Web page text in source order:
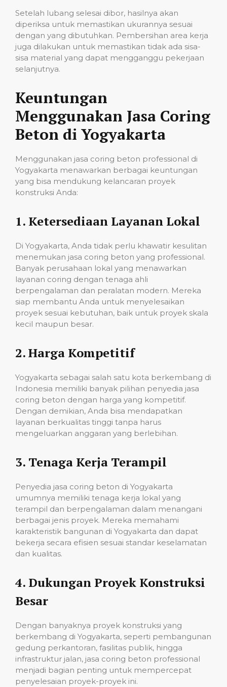
Setelah lubang selesai dibor, hasilnya akan
diperiksa untuk memastikan ukurannya sesuai
dengan yang dibutuhkan. Pembersihan area kerja
juga dilakukan untuk memastikan tidak ada sisa-
sisa material yang dapat mengganggu pekerjaan
selanjutnya.
Keuntungan
Menggunakan Jasa Coring
Beton di Yogyakarta
Menggunakan jasa coring beton professional di
Yogyakarta menawarkan berbagai keuntungan
yang bisa mendukung kelancaran proyek
konstruksi Anda:
1. Ketersediaan Layanan Lokal
Di Yogyakarta, Anda tidak perlu khawatir kesulitan
menemukan jasa coring beton yang professional.
Banyak perusahaan lokal yang menawarkan
layanan coring dengan tenaga ahli
berpengalaman dan peralatan modern. Mereka
siap membantu Anda untuk menyelesaikan
proyek sesuai kebutuhan, baik untuk proyek skala
kecil maupun besar.
2.Harga Kompetitif
Yogyakarta sebagai salah satu kota berkembang di
Indonesia memiliki banyak pilihan penyedia jasa
coring beton dengan harga yang kompetitif.
Dengan demikian, Anda bisa mendapatkan
layanan berkualitas tinggi tanpa harus
mengeluarkan anggaran yang berlebihan.
3. Tenaga Kerja Terampil
Penyedia jasa coring beton di Yogyakarta
umumnya memiliki tenaga kerja lokal yang
terampil dan berpengalaman dalam menangani
berbagai jenis proyek. Mereka memahami
karakteristik bangunan di Yogyakarta dan dapat
bekerja secara efisien sesuai standar keselamatan
dan kualitas.
4. Dukungan Proyek Konstruksi
Besar
Dengan banyaknya proyek konstruksi yang
berkembang di Yogyakarta, seperti pembangunan
gedung perkantoran, fasilitas publik, hingga
infrastruktur jalan, jasa coring beton professional
menjadi bagian penting untuk mempercepat
penyelesaian proyek-proyek ini.